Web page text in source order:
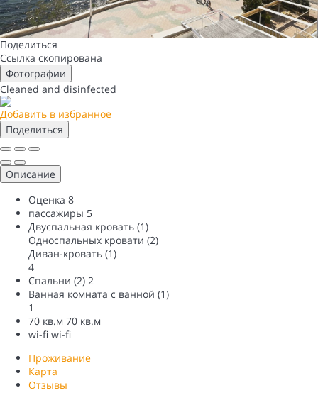
Поделиться
Ссылка скопирована
Фотографии
Cleaned and disinfected
Добавить в избранное
Поделиться
Описание
Оценка 8
пассажиры 5
Двуспальная кровать (1)
Односпальных кровати (2)
Диван-кровать (1)
4
Спальни (2) 2
Ванная комната с ванной (1)
1
70 кв.м 70 кв.м
wi-fi wi-fi
Проживание
Карта
Отзывы